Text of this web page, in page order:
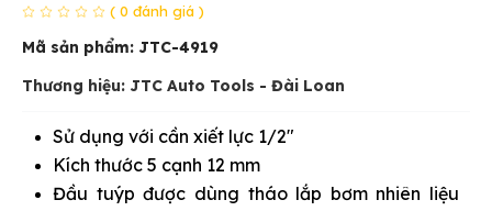
( 0 đánh giá )
Mã sản phẩm: JTC-4919
Thương hiệu: JTC Auto Tools - Đài Loan
Sử dụng với cần xiết lực 1/2"
Kích thước 5 cạnh 12 mm
Đầu tuýp được dùng tháo lắp bơm nhiên liệu